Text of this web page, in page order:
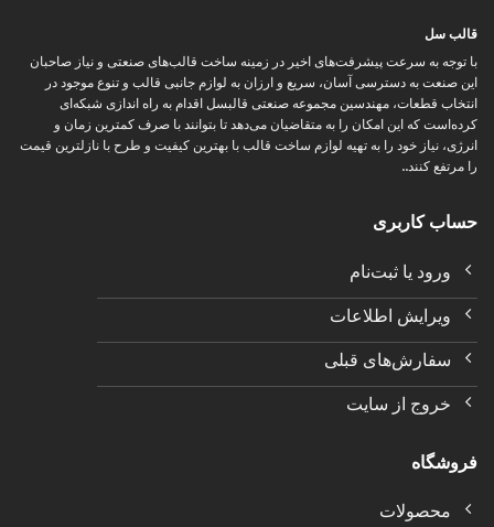
قالب سل
با توجه به سرعت پیشرفت‌های اخیر در زمینه ساخت قالب‌های صنعتی و نیاز صاحبان
این صنعت به دسترسی آسان، سریع و ارزان به لوازم جانبی قالب و تنوع موجود در
انتخاب قطعات، مهندسین مجموعه صنعتی قالبسل اقدام به راه اندازی شبکه‌ای
کرده‌است که این امکان را به متقاضیان می‌دهد تا بتوانند با صرف کمترین زمان و
انرژی، نیاز خود را به تهیه لوازم ساخت قالب با بهترین کیفیت و طرح با نازلترین قیمت
را مرتفع کنند..
حساب کاربری
ورود یا ثبت‌نام
ویرایش اطلاعات
سفارش‌های قبلی
خروج از سایت
فروشگاه
محصولات